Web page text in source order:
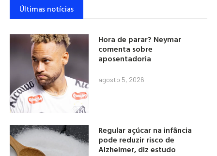
Últimas notícias
Hora de parar? Neymar
comenta sobre
aposentadoria
agosto 5, 2026
Regular açúcar na infância
pode reduzir risco de
Alzheimer, diz estudo